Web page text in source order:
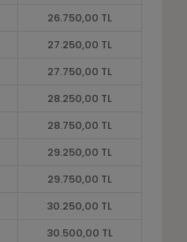
26.750,00 TL
27.250,00 TL
27.750,00 TL
28.250,00 TL
28.750,00 TL
29.250,00 TL
29.750,00 TL
30.250,00 TL
30.500,00 TL